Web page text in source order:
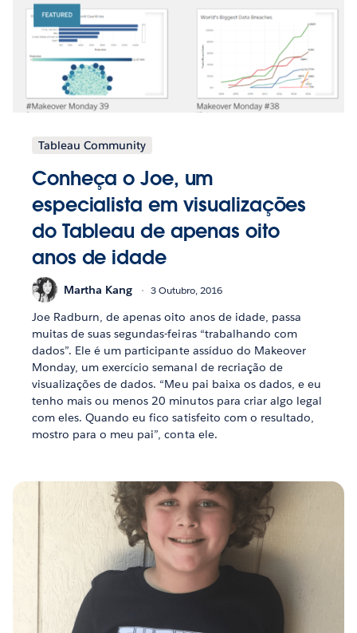
Tableau Community
Conheça o Joe, um
especialista em visualizações
do Tableau de apenas oito
anos de idade
Martha Kang 3 Outubro, 2016
Joe Radburn, de apenas oito anos de idade, passa
muitas de suas segundas-feiras “trabalhando com
dados”. Ele é um participante assíduo do Makeover
Monday, um exercício semanal de recriação de
visualizações de dados. “Meu pai baixa os dados, e eu
tenho mais ou menos 20 minutos para criar algo legal
com eles. Quando eu fico satisfeito com o resultado,
mostro para o meu pai”, conta ele.